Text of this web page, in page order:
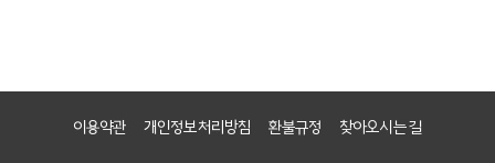
이용약관 개인정보처리방침 환불규정 찾아오시는 길